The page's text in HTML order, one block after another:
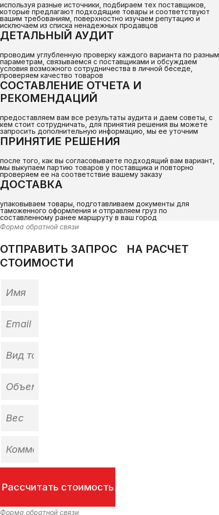
используя разные источники, подбираем тех поставщиков,
которые предлагают подходящие товары и соответствуют
вашим требованиям, поверхностно изучаем репутацию и
исключаем из списка ненадежных продавцов
ДЕТАЛЬНЫЙ АУДИТ
проводим углубленную проверку каждого варианта по разным
параметрам, связываемся с поставщиками и обсуждаем
условия возможного сотрудничества в личной беседе,
проверяем качество товаров
СОСТАВЛЕНИЕ ОТЧЕТА И
РЕКОМЕНДАЦИЙ
предоставляем вам все результаты аудита и даем советы, с
кем стоит сотрудничать, для принятия решения вы можете
запросить дополнительную информацию, мы ее уточним
ПРИНЯТИЕ РЕШЕНИЯ
после того, как вы согласовываете подходящий вам вариант,
мы выкупаем партию товаров у поставщика и повторно
проверяем ее на соответствие вашему заказу
ДОСТАВКА
упаковываем товары, подготавливаем документы для
таможенного оформления и отправляем груз по
составленному ранее маршруту в ваш город
Форма обратной связи
ОТПРАВИТЬ ЗАПРОС НА РАСЧЕТ
СТОИМОСТИ
Рассчитать стоимость
Форма обратной связи